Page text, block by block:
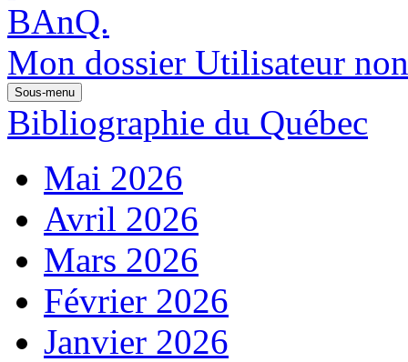
Mon dossier Utilisateur
Sous-menu
Bibliographie du Québec
Mai 2026
Avril 2026
Mars 2026
Février 2026
Janvier 2026